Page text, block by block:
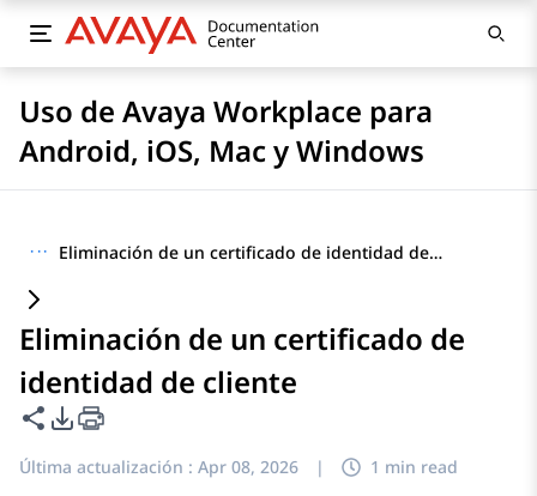
Uso de Avaya Workplace para
Android, iOS, Mac y Windows
··· Eliminación de un certificado de identidad de cliente
Eliminación de un certificado de
identidad de cliente
Compartir esta página
Opciones de exportación de PDF
Última actualización : Apr 08, 2026 | 1 min read